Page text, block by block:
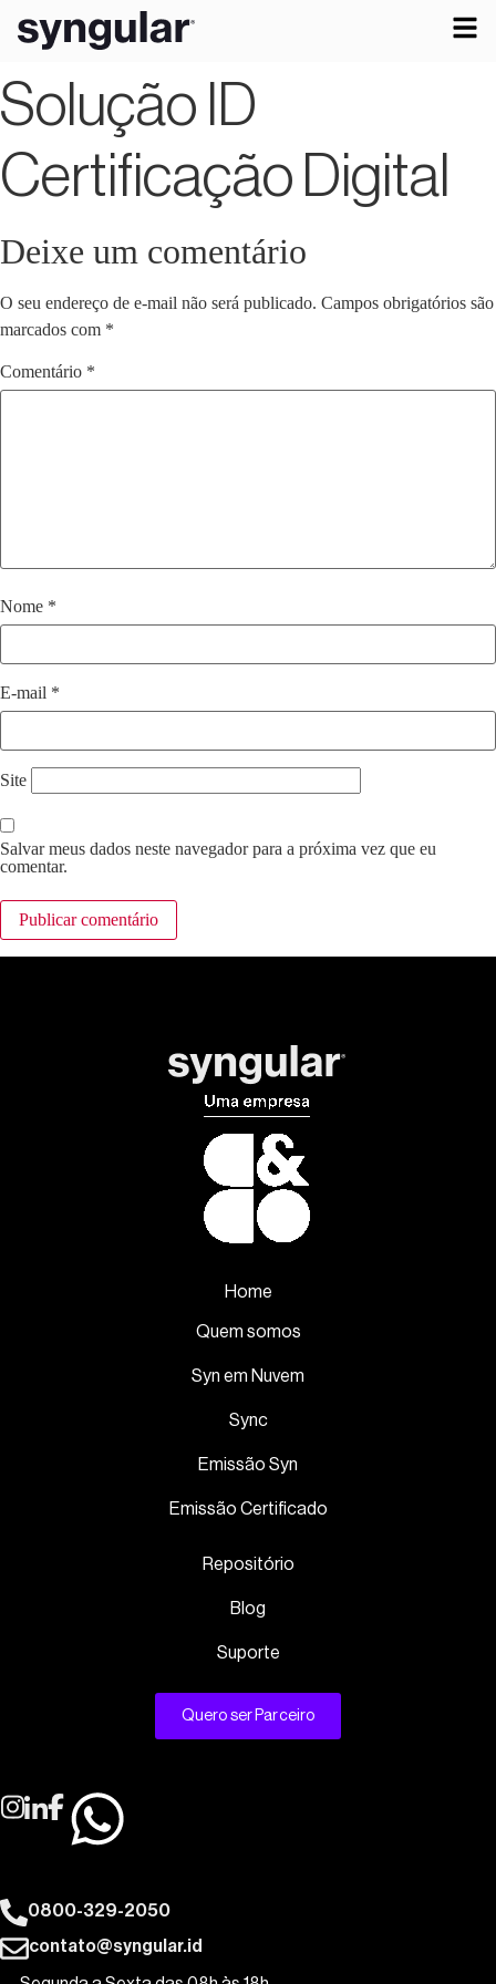
Solução ID
Certificação Digital
Deixe um comentário
O seu endereço de e-mail não será publicado. Campos obrigatórios são
marcados com *
Comentário *
Nome *
E-mail *
Site
Salvar meus dados neste navegador para a próxima vez que eu
comentar.
Home
Quem somos
Syn em Nuvem
Sync
Emissão Syn
Emissão Certificado
Repositório
Blog
Suporte
Quero ser Parceiro
0800-329-2050
contato@syngular.id